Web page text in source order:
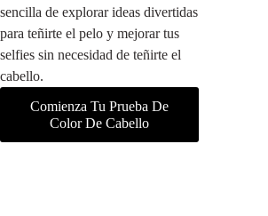
sencilla de explorar ideas divertidas
para teñirte el pelo y mejorar tus
selfies sin necesidad de teñirte el
cabello.
Comienza Tu Prueba De
Color De Cabello